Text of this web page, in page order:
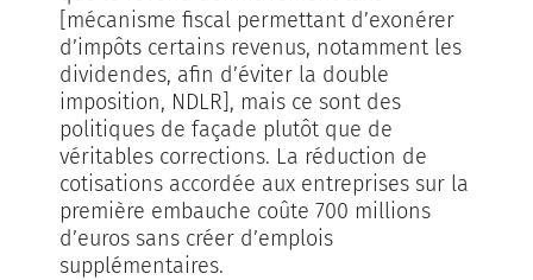
[mécanisme fiscal permettant d’exonérer
d’impôts certains revenus, notamment les
dividendes, afin d’éviter la double
imposition, NDLR], mais ce sont des
politiques de façade plutôt que de
véritables corrections. La réduction de
cotisations accordée aux entreprises sur la
première embauche coûte 700 millions
d’euros sans créer d’emplois
supplémentaires.